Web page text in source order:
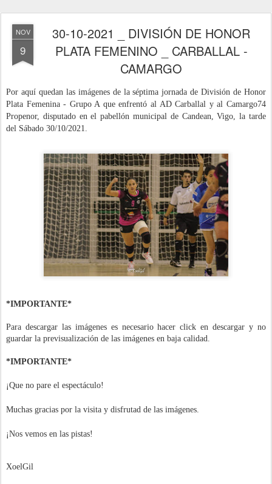
NOV
9
30-10-2021 _ DIVISIÓN DE HONOR
PLATA FEMENINO _ CARBALLAL -
CAMARGO
Por aquí quedan las imágenes de la séptima jornada de División de Honor
Plata Femenina - Grupo A que enfrentó al AD Carballal y al Camargo74
Propenor, disputadoen el pabellón municipal de Candean, Vigo, la tarde
del Sábado 30/10/2021.
*IMPORTANTE*
Para descargar las imágenes es necesario hacer click en descargar y no
guardar la previsualización de las imágenes en baja calidad.
*IMPORTANTE*
¡Que no pare el espectáculo!
Muchas gracias por la visita y disfrutad de las imágenes.
¡Nos vemos en las pistas!
XoelGil